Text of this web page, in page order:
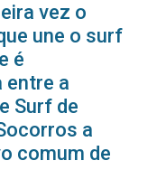
vez o
une o surf
é
entre a
Surf de
a
comum de